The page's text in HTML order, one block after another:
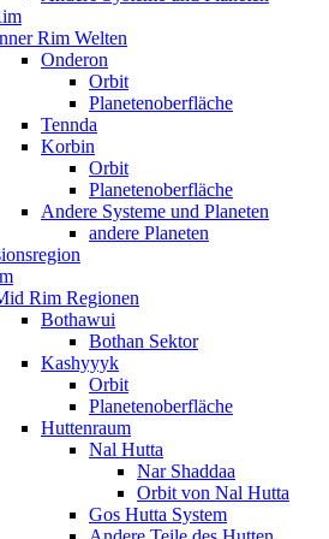
Rim Welten
Onderon
Orbit
Planetenoberfläche
Tennda
Korbin
Orbit
Planetenoberfläche
Andere Systeme und Planeten
andere Planeten
Rim Regionen
Bothawui
Bothan Sektor
Kashyyyk
Orbit
Planetenoberfläche
Huttenraum
Nal Hutta
Nar Shaddaa
Orbit von Nal Hutta
Gos Hutta System